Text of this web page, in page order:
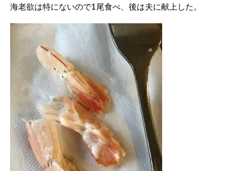
海老欲は特にないので1尾食べ、後は夫に献上した。